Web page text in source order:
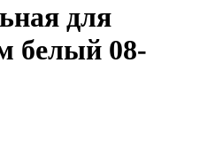
для
белый 08-